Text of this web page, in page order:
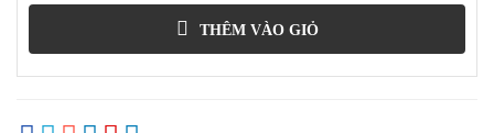
THÊM VÀO GIỎ